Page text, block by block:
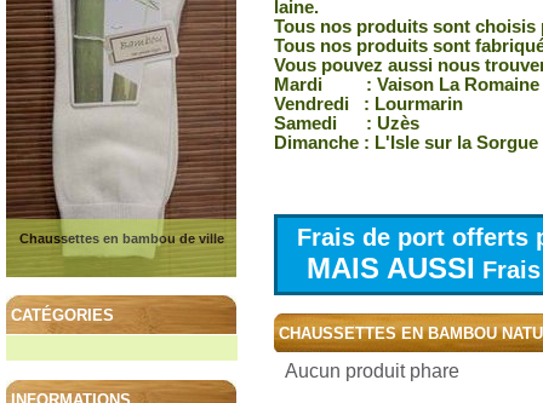
Chaussettes en bambou de ville
CATÉGORIES
laine.
Tous nos produits sont choisis
Tous nos produits sont
Vous pouvez aussi nous
Mardi : Vaison La Romaine
Vendredi : Lourmarin
Samedi : Uzès
Dimanche : L'Isle sur la Sorgue
Frais de port offerts
MAIS AUSSI
CHAUSSETTES EN BAMBOU
Aucun produit phare